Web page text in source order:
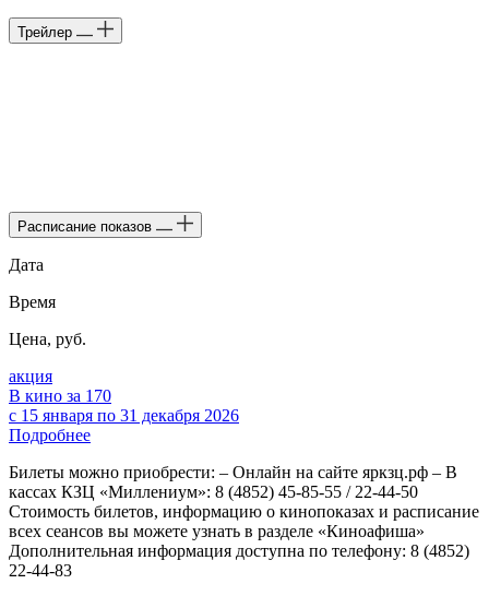
Трейлер
Расписание показов
Дата
Время
Цена, руб.
акция
В кино за 170
с 15 января по 31 декабря 2026
Подробнее
Билеты можно приобрести: – Онлайн на сайте яркзц.рф – В
кассах КЗЦ «Миллениум»: 8 (4852) 45-85-55 / 22-44-50
Стоимость билетов, информацию о кинопоказах и расписание
всех сеансов вы можете узнать в разделе «Киноафиша»
Дополнительная информация доступна по телефону: 8 (4852)
22-44-83